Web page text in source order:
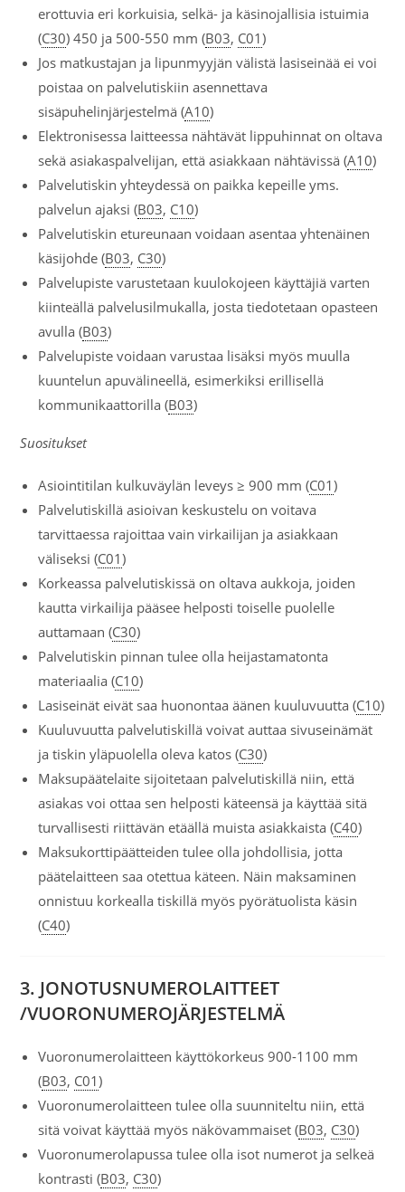
erottuvia eri korkuisia, selkä- ja käsinojallisia istuimia
(C30) 450 ja 500-550 mm (B03, C01)
Jos matkustajan ja lipunmyyjän välistä lasiseinää ei voi
poistaa on palvelutiskiin asennettava
sisäpuhelinjärjestelmä (A10)
Elektronisessa laitteessa nähtävät lippuhinnat on oltava
sekä asiakaspalvelijan, että asiakkaan nähtävissä (A10)
Palvelutiskin yhteydessä on paikka kepeille yms.
palvelun ajaksi (B03, C10)
Palvelutiskin etureunaan voidaan asentaa yhtenäinen
käsijohde (B03, C30)
Palvelupiste varustetaan kuulokojeen käyttäjiä varten
kiinteällä palvelusilmukalla, josta tiedotetaan opasteen
avulla (B03)
Palvelupiste voidaan varustaa lisäksi myös muulla
kuuntelun apuvälineellä, esimerkiksi erillisellä
kommunikaattorilla (B03)
Suositukset
Asiointitilan kulkuväylän leveys ≥ 900 mm (C01)
Palvelutiskillä asioivan keskustelu on voitava
tarvittaessa rajoittaa vain virkailijan ja asiakkaan
väliseksi (C01)
Korkeassa palvelutiskissä on oltava aukkoja, joiden
kautta virkailija pääsee helposti toiselle puolelle
auttamaan (C30)
Palvelutiskin pinnan tulee olla heijastamatonta
materiaalia (C10)
Lasiseinät eivät saa huonontaa äänen kuuluvuutta (C10)
Kuuluvuutta palvelutiskillä voivat auttaa sivuseinämät
ja tiskin yläpuolella oleva katos (C30)
Maksupäätelaite sijoitetaan palvelutiskillä niin, että
asiakas voi ottaa sen helposti käteensä ja käyttää sitä
turvallisesti riittävän etäällä muista asiakkaista (C40)
Maksukorttipäätteiden tulee olla johdollisia, jotta
päätelaitteen saa otettua käteen. Näin maksaminen
onnistuu korkealla tiskillä myös pyörätuolista käsin
(C40)
3. JONOTUSNUMEROLAITTEET
/VUORONUMEROJÄRJESTELMÄ
Vuoronumerolaitteen käyttökorkeus 900-1100 mm
(B03, C01)
Vuoronumerolaitteen tulee olla suunniteltu niin, että
sitä voivat käyttää myös näkövammaiset (B03, C30)
Vuoronumerolapussa tulee olla isot numerot ja selkeä
kontrasti (B03, C30)